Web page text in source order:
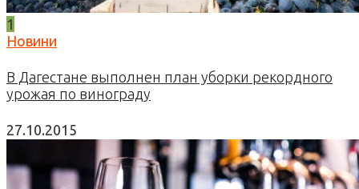
1
Новини
В Дагестане выполнен план уборки рекордного
урожая по винограду
27.10.2015